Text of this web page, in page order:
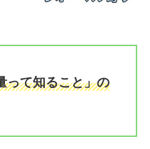
って知ること」の